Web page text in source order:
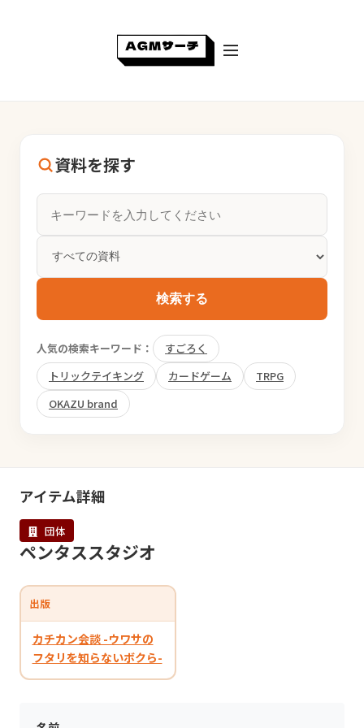
資料を探す
検索する
人気の検索キーワード：
すごろく
トリックテイキング
カードゲーム
TRPG
OKAZU brand
アイテム詳細
団体
ペンタススタジオ
出版
カチカン会談 -ウワサの
フタリを知らないボクら-